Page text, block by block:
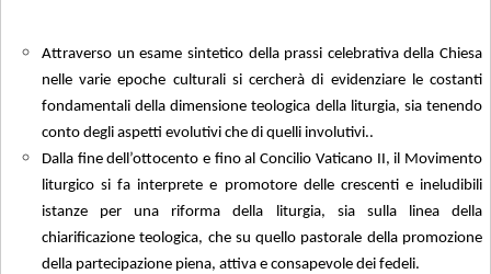
Attraverso un esame sintetico della prassi celebrativa della Chiesa
nelle varie epoche culturali si cercherà di evidenziare le costanti
fondamentali della dimensione teologica della liturgia, sia tenendo
conto degli aspetti evolutivi che di quelli involutivi..
Dalla fine dell’ottocento e fino al Concilio Vaticano II, il Movimento
liturgico si fa interprete e promotore delle crescenti e ineludibili
istanze per una riforma della liturgia, sia sulla linea della
chiarificazione teologica, che su quello pastorale della promozione
della partecipazione piena, attiva e consapevole dei fedeli.